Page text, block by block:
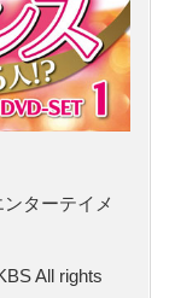
ターテイメ
All rights